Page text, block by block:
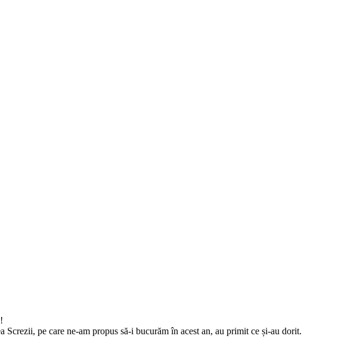
pe care ne-am propus să-i bucurăm în acest an, au primit ce și-au dorit.